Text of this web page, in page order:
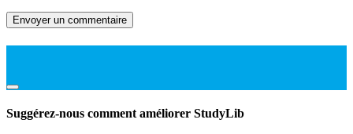
Envoyer un commentaire
Suggérez-nous comment améliorer StudyLib